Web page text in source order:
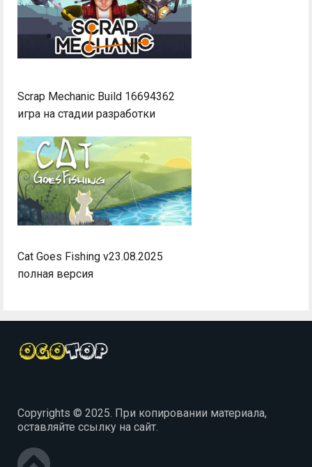
Scrap Mechanic Build 16694362
игра на стадии разработки
Cat Goes Fishing v23.08.2025
полная версия
Copyrights © 2025. При копировании материала,
оставляйте ссылку на сайт.